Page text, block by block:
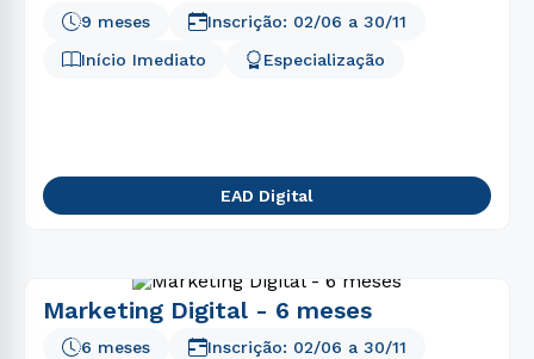
Início Imediato Especialização
9 meses Inscrição: 02/06 a 30/11
EAD Digital
Marketing Digital - 6 meses
6 meses Inscrição: 02/06 a 30/11